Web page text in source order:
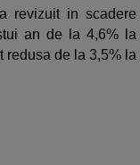
revizuit in scadere
an de la 4,6% la
redusa de la 3,5% la